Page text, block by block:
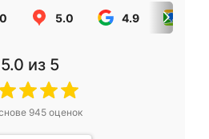
5.0 4.9
5.0 из 5
945оценок